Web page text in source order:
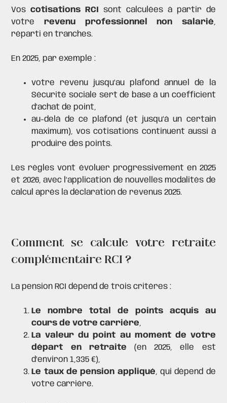
Voscotisations RCI sont calculées à partir de
votre revenu professionnel non salarié,
réparti en tranches.
En 2025, par exemple :
votre revenu jusqu’au plafond
annuel de la
Sécurité sociale sert de base à un coefficient
d’achat de point,
au-delà de ce plafond (et jusqu’à un certain
maximum), vos cotisations continuent aussi à
produire des points.
Les règles vont évoluer progressivement en 2025
et 2026, avec l’application de nouvelles modalités de
calcul après la déclaration de revenus 2025.
Comment se calcule votre retraite
complémentaire RCI ?
La pension RCI dépend de trois critères :
Le nombre total de points acquis au
cours de votre carrière,
La valeur du point au moment de votre
départ en retraite (en 2025, elle est
d’environ 1,335 €),
Le taux de pension appliqué, qui dépend de
votre carrière.